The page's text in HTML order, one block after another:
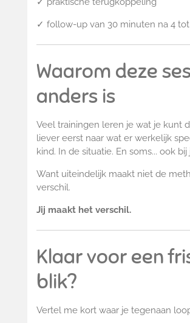
✓ follow-up van 30 minuten na 4
Waarom deze
anders is
Veel trainingen leren je wat je kunt
liever eerst naar wat er werkelijk
kind. In de situatie. En soms... ook bij
Want uiteindelijk maakt niet de
verschil.
Jij maakt het verschil.
Klaar voor een
blik?
Vertel me kort waar je tegenaan